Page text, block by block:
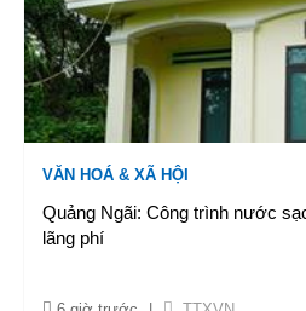
VĂN HOÁ & XÃ HỘI
Quảng Ngãi: Công trình nước
lãng phí